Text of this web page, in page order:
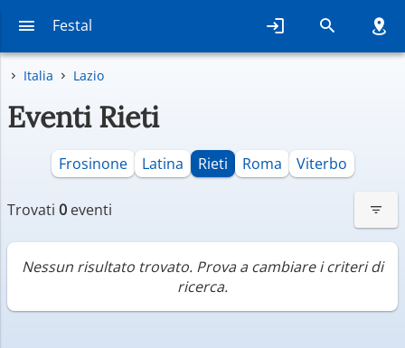
Festal
Italia Lazio
Eventi Rieti
Frosinone Latina Rieti Roma Viterbo
Trovati 0 eventi
Nessun risultato trovato. Prova a cambiare i criteri di
ricerca.